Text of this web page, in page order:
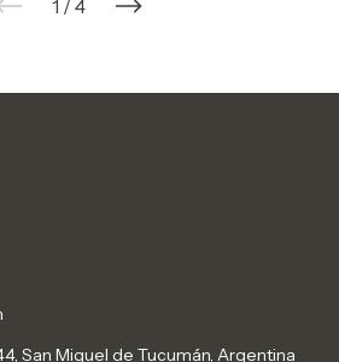
1 / 4
San Miguel de Tucumán, Argentina